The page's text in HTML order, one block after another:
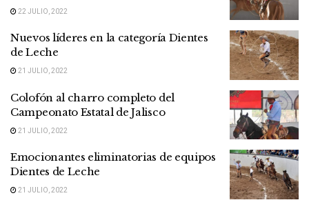
22 JULIO, 2022
Nuevos líderes en la categoría Dientes
de Leche
21 JULIO, 2022
Colofón al charro completo del
Campeonato Estatal de Jalisco
21 JULIO, 2022
Emocionantes eliminatorias de equipos
Dientes de Leche
21 JULIO, 2022